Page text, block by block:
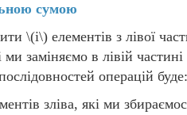
сумою
\(i\) елементів з лівої
ми заміняємо в лівій
операцій буде:
зліва, які ми